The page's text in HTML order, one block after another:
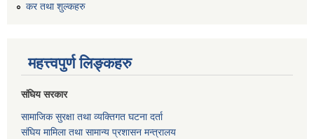
कर तथा शुल्कहरु
महत्त्वपुर्ण लिङ्कहरु
संघिय सरकार
सामाजिक सुरक्षा तथा व्यक्तिगत घटना दर्ता
संघिय मामिला तथा सामान्य प्रशासन मन्त्रालय